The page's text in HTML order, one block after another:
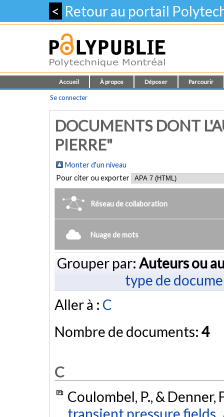
< Retour au portail
Accueil À propos Déposer Parcourir
Se connecter
DOCUMENTS DONT
PIERRE"
Monter d'un niveau
Pour citer ou exporter
Réseau de collaboration
Nuage de mots
Grouper par: Auteurs ou
type de
Aller à : C
Nombre de documents: 4
C
Coulombel, P., & Denner,
transient pressure fields.